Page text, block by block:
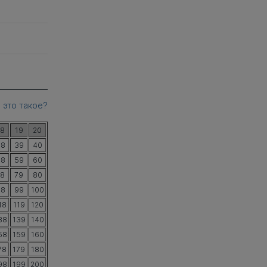
это такое?
19
20
39
40
59
60
79
80
99
100
119
120
139
140
159
160
179
180
199
200